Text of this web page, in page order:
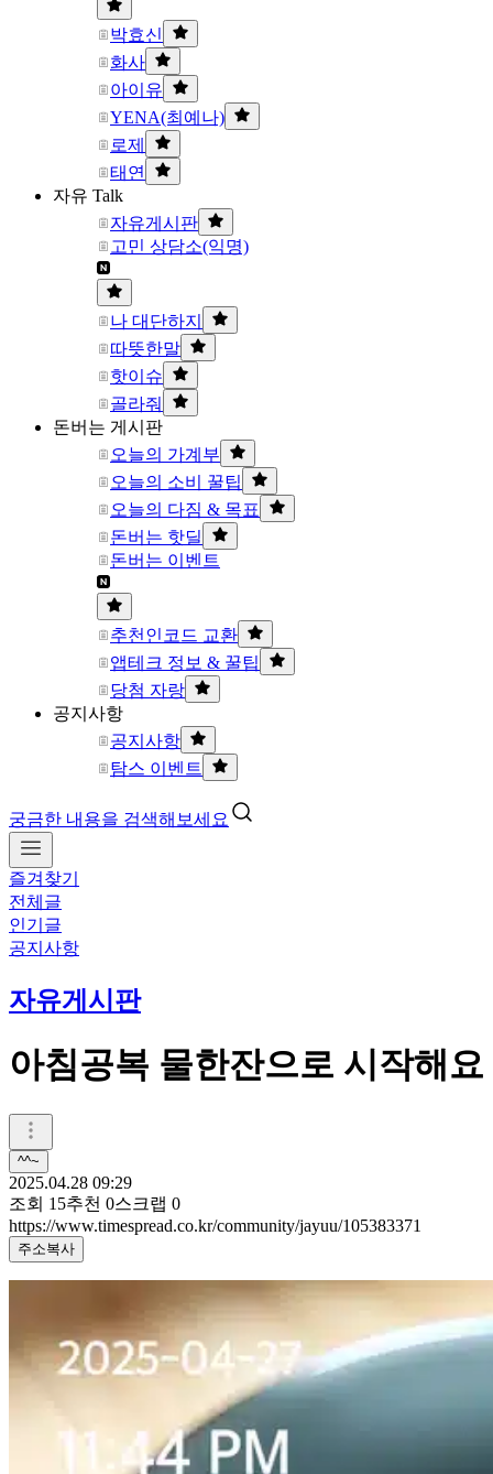
박효신
화사
아이유
YENA(최예나)
로제
태연
자유 Talk
자유게시판
고민 상담소(익명)
나 대단하지
따뜻한말
핫이슈
골라줘
돈버는 게시판
오늘의 가계부
오늘의 소비 꿀팁
오늘의 다짐 & 목표
돈버는 핫딜
돈버는 이벤트
추천인코드 교환
앱테크 정보 & 꿀팁
당첨 자랑
공지사항
공지사항
탐스 이벤트
궁금한 내용을 검색해보세요
즐겨찾기
전체글
인기글
공지사항
자유게시판
아침공복 물한잔으로 시작해요
^^~
2025.04.28 09:29
조회 15추천 0스크랩 0
https://www.timespread.co.kr/community/jayuu/105383371
주소복사